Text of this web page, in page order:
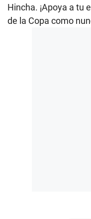
Hincha. ¡Apoya a tu
de la Copa como